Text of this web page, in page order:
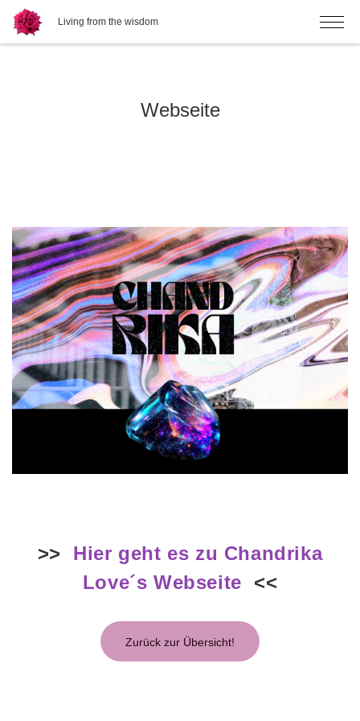
Living from the wisdom
Webseite
>> Hier geht es zu Chandrika
Love´s Webseite
<<
Zurück zur Übersicht!